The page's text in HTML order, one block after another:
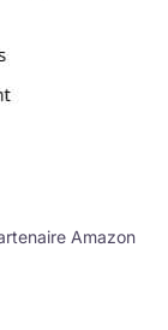
Amazon